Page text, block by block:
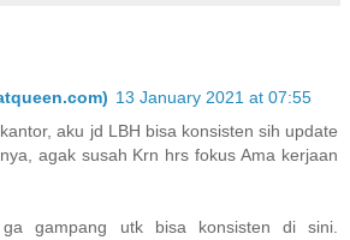
13 January 2021 at 07:55
aku jd LBH bisa konsisten sih update
agak susah Krn hrs fokus Ama kerjaan
ga gampang utk bisa konsisten di sini.